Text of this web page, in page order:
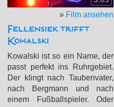
» Film ansehen
Fellensiek trifft
Kowalski
Kowalski ist so ein Name, der
passt perfekt ins Ruhrgebiet.
Der klingt nach Taubenvater,
nach Bergmann und nach
einem Fußballspieler. Oder